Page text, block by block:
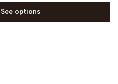
See options